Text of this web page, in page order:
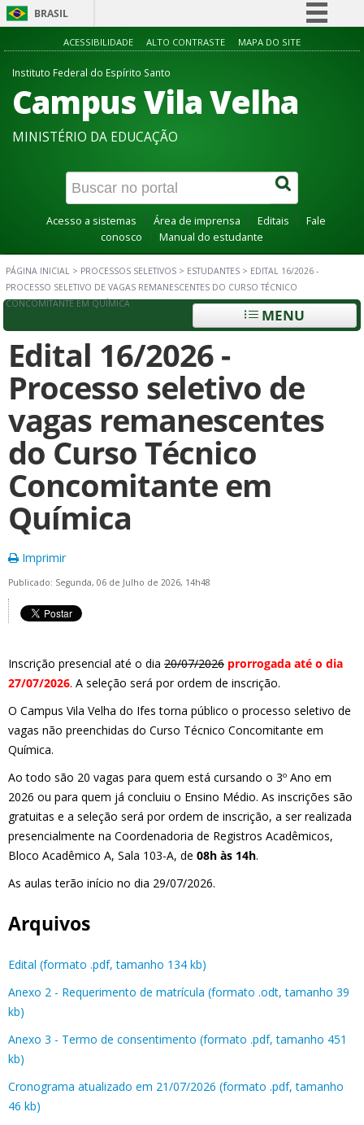
BRASIL
Simplifique!
Participe
Acesso à informação
Canais
ACESSIBILIDADE ALTO CONTRASTE MAPA DO SITE
Instituto Federal do Espírito Santo
Campus Vila Velha
MINISTÉRIO DA EDUCAÇÃO
Acesso a sistemas Área de imprensa Editais
Fale
conosco
Manual do estudante
PÁGINA INICIAL > PROCESSOS SELETIVOS > ESTUDANTES > EDITAL 16/2026 -
PROCESSO SELETIVO DE VAGAS REMANESCENTES DO CURSO TÉCNICO
CONCOMITANTE EM QUÍMICA
MENU
Edital 16/2026 -
Processo seletivo de
vagas remanescentes
do Curso Técnico
Concomitante em
Química
Imprimir
Publicado: Segunda, 06 de Julho de 2026, 14h48
Inscrição presencial até o dia 20/07/2026 prorrogada até o dia
27/07/2026. A seleção será por ordem de inscrição.
O Campus Vila Velha do Ifes torna público o processo seletivo de
vagas não preenchidas do Curso Técnico Concomitante em
Química.
Ao todo são 20 vagas para quem está cursando o 3º Ano em
2026 ou para quem já concluiu o Ensino Médio. As inscrições são
gratuitas e a seleção será por ordem de inscrição, a ser realizada
presencialmente na Coordenadoria de Registros Acadêmicos,
Bloco Acadêmico A, Sala 103-A, de 08h às 14h.
As aulas terão início no dia 29/07/2026.
Arquivos
Edital (formato .pdf, tamanho 134 kb)
Anexo 2 - Requerimento de matrícula (formato .odt, tamanho 39
kb)
Anexo 3 - Termo de consentimento (formato .pdf, tamanho 451
kb)
Cronograma atualizado em 21/07/2026 (formato .pdf, tamanho
46 kb)